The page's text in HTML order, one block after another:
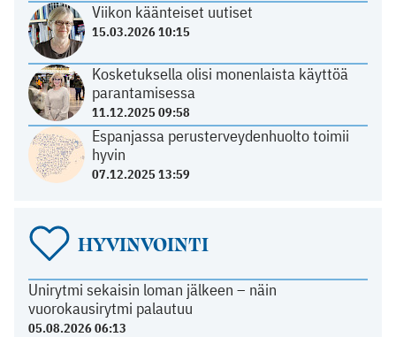
Viikon käänteiset uutiset
15.03.2026 10:15
Kosketuksella olisi monenlaista käyttöä
parantamisessa
11.12.2025 09:58
Espanjassa perusterveydenhuolto toimii
hyvin
07.12.2025 13:59
HYVINVOINTI
Unirytmi sekaisin loman jälkeen – näin
vuorokausirytmi palautuu
05.08.2026 06:13